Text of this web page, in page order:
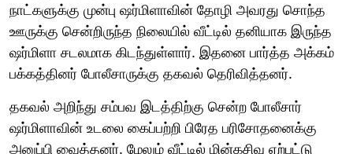
நாட்களுக்கு முன்பு ஷர்மிளாவின் தோழி அவரது சொந்த
ஊருக்கு சென்றிருந்த நிலையில் வீட்டில் தனியாக இருந்த
ஷர்மிளா சடலமாக கிடந்துள்ளார். இதனை பார்த்த அக்கம்
பக்கத்தினர் போலீசாருக்கு தகவல் தெரிவித்தனர்.
தகவல் அறிந்து சம்பவ இடத்திற்கு சென்ற போலீசார்
ஷர்மிளாவின் உடலை கைப்பற்றி பிரேத பரிசோதனைக்கு
அனுப்பி வைத்தனர். மேலும் வீட்டில் மின்கசிவு ஏற்பட்டு